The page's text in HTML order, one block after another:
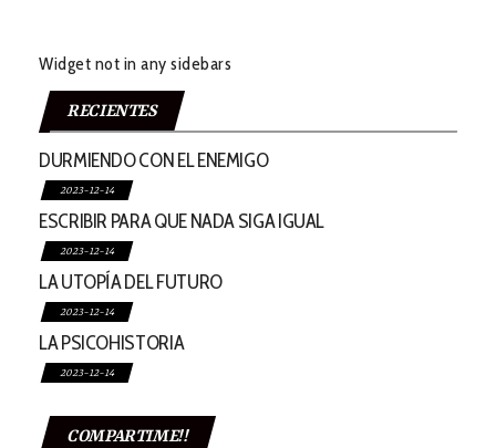
Widget not in any sidebars
RECIENTES
DURMIENDO CON EL ENEMIGO
2023-12-14
ESCRIBIR PARA QUE NADA SIGA IGUAL
2023-12-14
LA UTOPÍA DEL FUTURO
2023-12-14
LA PSICOHISTORIA
2023-12-14
COMPARTIME!!